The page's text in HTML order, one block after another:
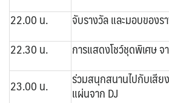
22.00 น.
จับรางวัล และมอบของร
22.30 น.
การแสดงโชว์ชุดพิเศษ จ
23.00 น.
ร่วมสนุกสนานไปกับเสีย
แผ่นจาก DJ